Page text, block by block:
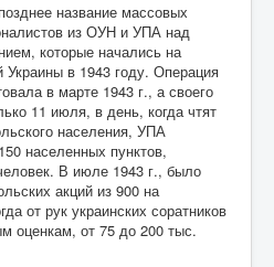
название массовых
из ОУН и УПА над
которые начались на
Украины в 1943 году. Операция
в марте 1943 г., а своего
11 июля, в день, когда чтят
населения, УПА
населенных пунктов,
В июле 1943 г., было
акций из 900 на
от рук украинских соратников
оценкам, от 75 до 200 тыс.